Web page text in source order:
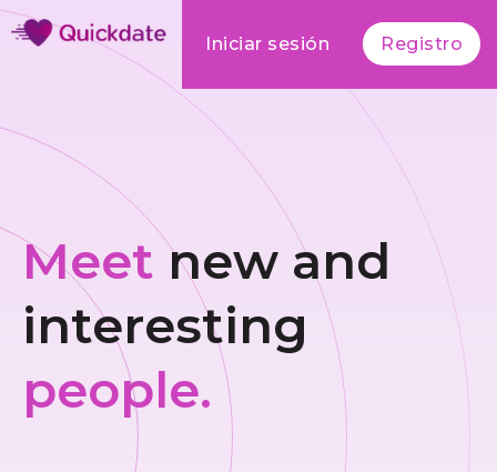
Iniciar sesión Registro
Meet new and
interesting
people.